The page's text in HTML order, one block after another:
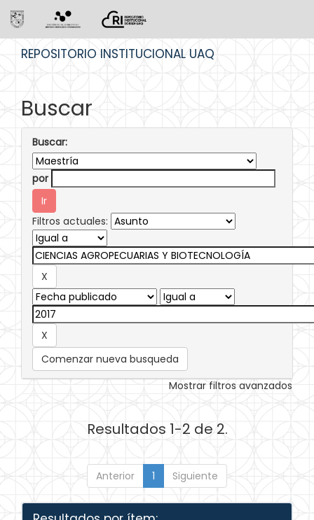
REPOSITORIO INSTITUCIONAL UAQ
Buscar
Buscar:
por
Filtros actuales:
Comenzar nueva busqueda
Mostrar filtros avanzados
Resultados 1-2 de 2.
Anterior 1 Siguiente